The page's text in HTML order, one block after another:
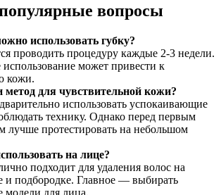
вопросы
использовать губку?
проводить процедуру каждые 2-3 недели.
использование может привести к
кожи.
метод для чувствительной кожи?
использовать успокаивающие
технику. Однако перед первым
лучше протестировать на небольшом
на лице?
подходит для удаления волос на
и подбородке. Главное — выбирать
модели для лица.